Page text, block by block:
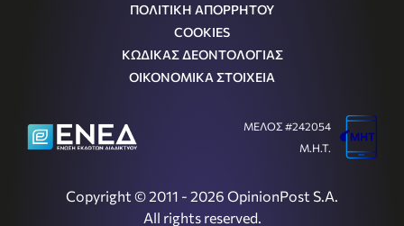
ΠΟΛΙΤΙΚΗ ΑΠΟΡΡΗΤΟΥ
COOKIES
ΚΩΔΙΚΑΣ ΔΕΟΝΤΟΛΟΓΙΑΣ
ΟΙΚΟΝΟΜΙΚΑ ΣΤΟΙΧΕΙΑ
Copyright © 2011 - 2026 OpinionPost S.A.
All rights reserved.
ΜΕΛΟΣ #242054
Μ.Η.Τ.